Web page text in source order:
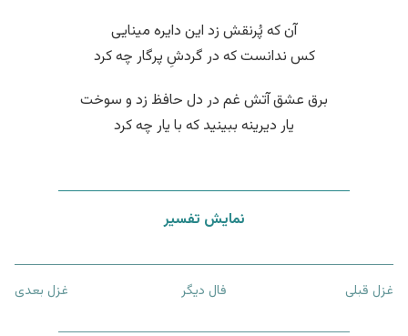
آن که پُرنقش زد این دایره مینایی
کس ندانست که در گردشِ پرگار چه کرد
برق عشق آتش غم در دل حافظ زد و سوخت
یار دیرینه ببینید که با یار چه کرد
نمایش تفسیر
غزل قبلی فال دیگر غزل بعدی